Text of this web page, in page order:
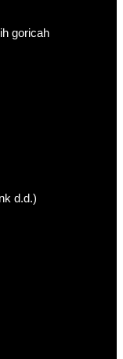
goricah
d.d.)